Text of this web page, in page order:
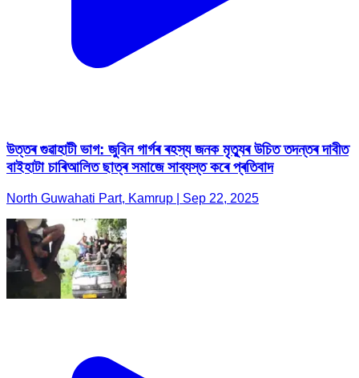
উত্তৰ গুৱাহাটী ভাগ: জুবিন গাৰ্গৰ ৰহস্য জনক মৃত্যুৰ উচিত তদন্তৰ দাবীত
বাইহাটা চাৰিআলিত ছাত্ৰ সমাজে সাব্যস্ত কৰে প্ৰতিবাদ
North Guwahati Part, Kamrup | Sep 22, 2025